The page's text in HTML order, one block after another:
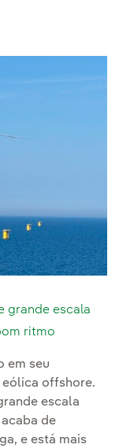
grande escala
ritmo
em seu
offshore.
escala
de
e está mais